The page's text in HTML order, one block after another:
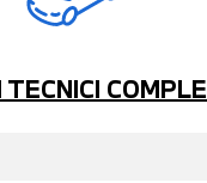
TECNICI